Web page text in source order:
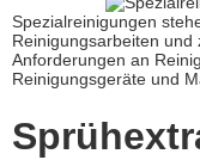
Spezialreinigungen
Reinigungsarbeiten
Anforderungen an
Reinigungsgeräte und